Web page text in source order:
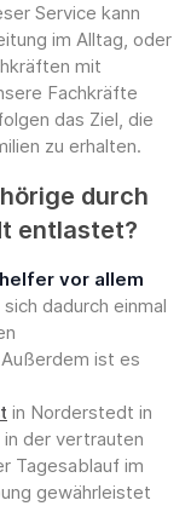
Service kann
im Alltag, oder
mit
Fachkräfte
das Ziel, die
zu erhalten.
durch
entlastet?
vor allem
sich dadurch einmal
ist es
in Norderstedt in
in der vertrauten
Tagesablauf im
gewährleistet